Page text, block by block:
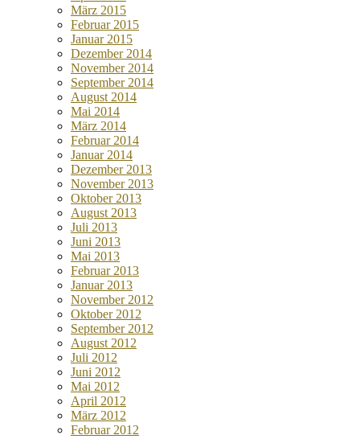
März 2015
Februar 2015
Januar 2015
Dezember 2014
November 2014
September 2014
August 2014
Mai 2014
März 2014
Februar 2014
Januar 2014
Dezember 2013
November 2013
Oktober 2013
August 2013
Juli 2013
Juni 2013
Mai 2013
Februar 2013
Januar 2013
November 2012
Oktober 2012
September 2012
August 2012
Juli 2012
Juni 2012
Mai 2012
April 2012
März 2012
Februar 2012